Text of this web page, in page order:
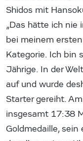
Shidos mit
„Das hätte ich nie
bei meinem
Kategorie. Ich bin
Jährige. In der
auf und wurde
Starter gereiht.
insgesamt 17:38
Goldmedaille, sein